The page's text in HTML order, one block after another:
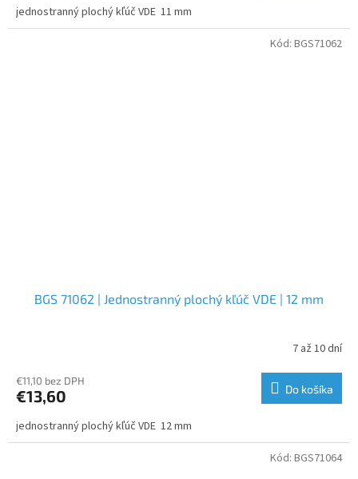
jednostranný plochý kľúč VDE 11 mm
BGS 71062 | Jednostranný plochý kľúč VDE | 12 mm
7 až 10 dní
€11,10 bez DPH
€13,60 Do košíka
jednostranný plochý kľúč VDE 12 mm
Kód: BGS71062
Kód: BGS71064